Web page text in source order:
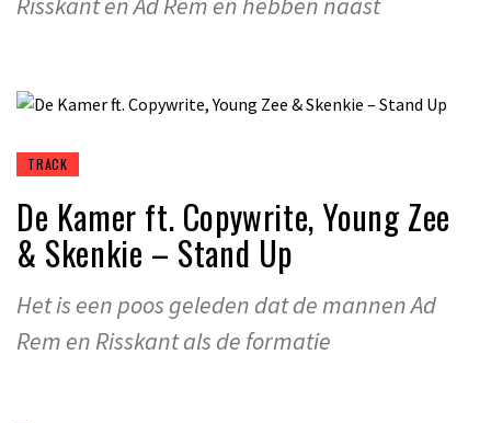
TRACK
De Kamer ft. Copywrite, Young Zee
& Skenkie – Stand Up
Het is een poos geleden dat de mannen Ad
Rem en Risskant als de formatie